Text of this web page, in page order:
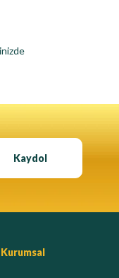
Kaydol
Kurumsal